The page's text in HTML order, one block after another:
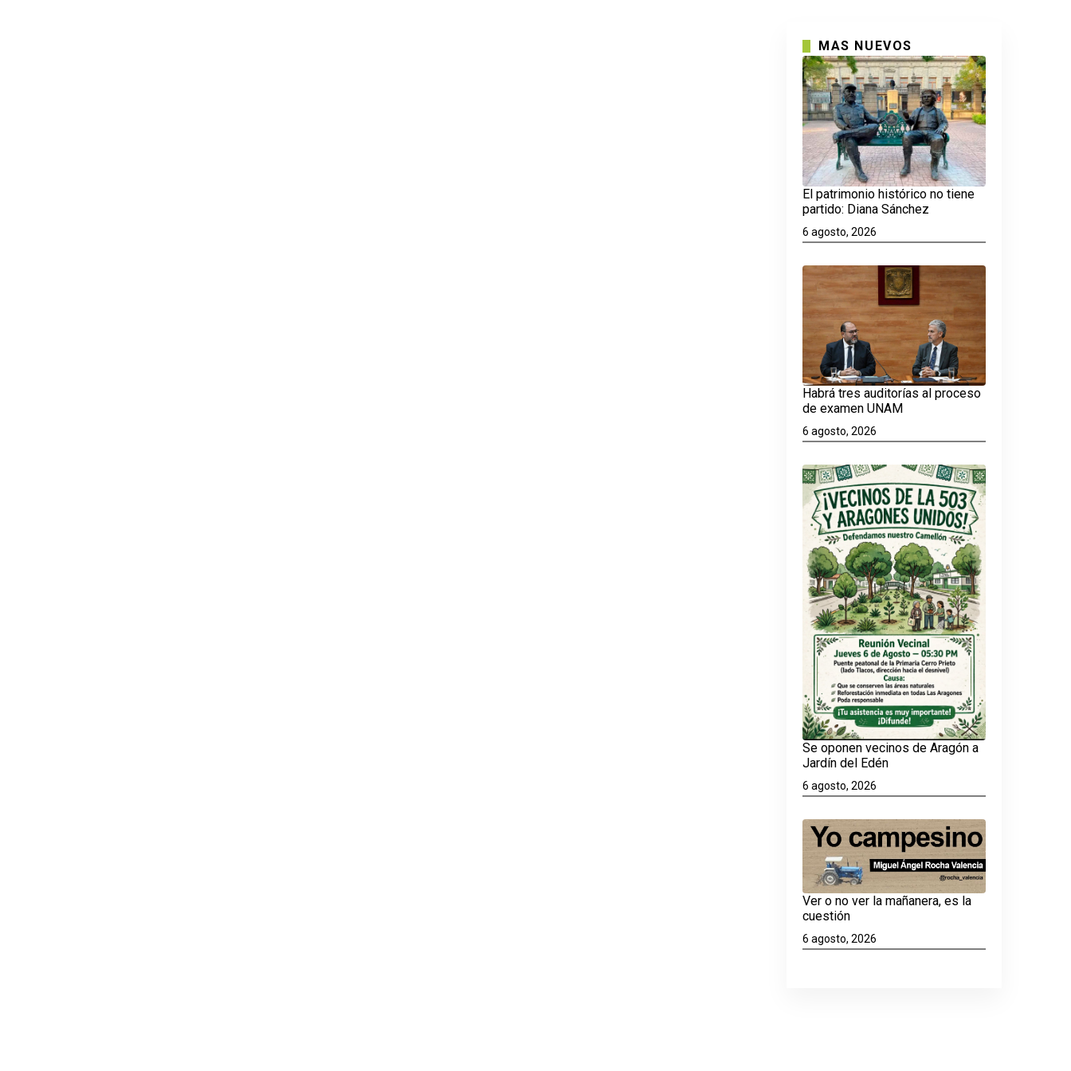
MAS NUEVOS
El patrimonio histórico no tiene
partido: Diana Sánchez
6 agosto, 2026
Habrá tres auditorías al proceso
de examen UNAM
6 agosto, 2026
Se oponen vecinos de Aragón a
Jardín del Edén
6 agosto, 2026
Ver o no ver la mañanera, es la
cuestión
6 agosto, 2026